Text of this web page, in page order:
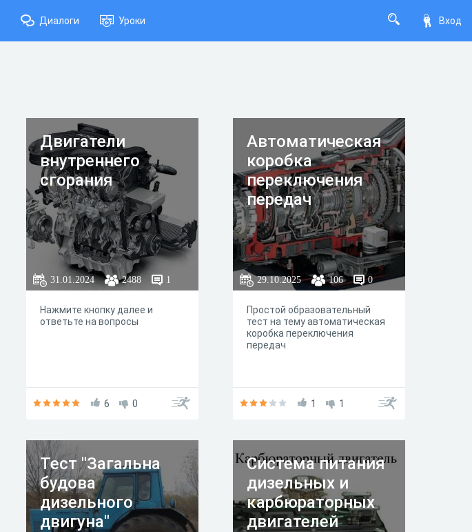
Вход
Диалоги Уроки
Двигатели
внутреннего
сгорания
31.01.2024 2488 1
Нажмите кнопку далее и
ответьте на вопросы
6 0
Автоматическая
коробка
переключения
передач
29.10.2025 106 0
Простой образовательный
тест на тему автоматическая
коробка переключения
передач
1 1
Тест "Загальна
будова
дизельного
двигуна"
Система питания
дизельных и
карбюраторных
двигателей